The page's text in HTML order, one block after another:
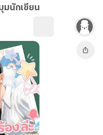
มนักเขียน